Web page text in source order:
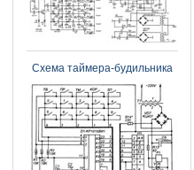
Схема таймера-будильника